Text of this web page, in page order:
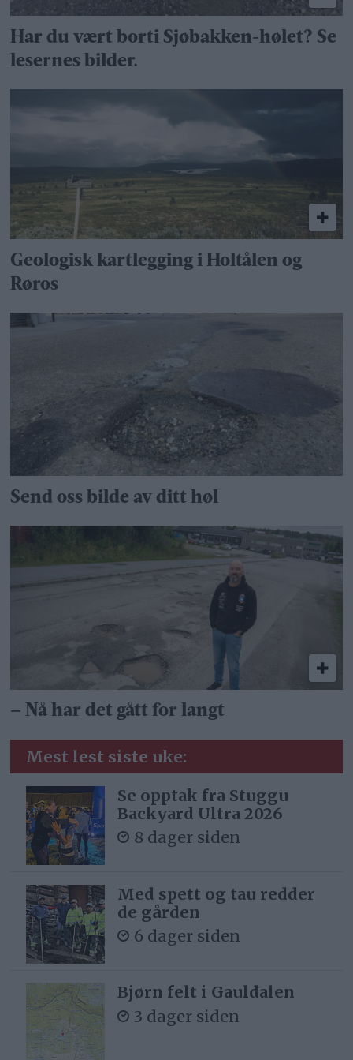
Har du vært borti Sjøbakken-hølet? Se
lesernes bilder.
Geologisk kartlegging i Holtålen og
Røros
Send oss bilde av ditt høl
– Nå har det gått for langt
Mest lest siste uke:
Se opptak fra Stuggu
Backyard Ultra 2026
8 dager siden
Med spett og tau redder
de gården
6 dager siden
Bjørn felt i Gauldalen
3 dager siden